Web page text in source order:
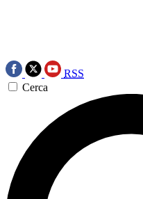
RSS
Cerca